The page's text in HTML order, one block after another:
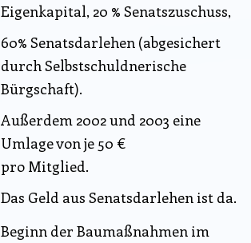
Eigenkapital, 20 % Senatszuschuss,
60% Senatsdarlehen (abgesichert
durch Selbstschuldnerische
Bürgschaft).
Außerdem 2002 und 2003 eine
Umlage von je 50 €
pro Mitglied.
Das Geld aus Senatsdarlehen ist da.
Beginn der Baumaßnahmen im